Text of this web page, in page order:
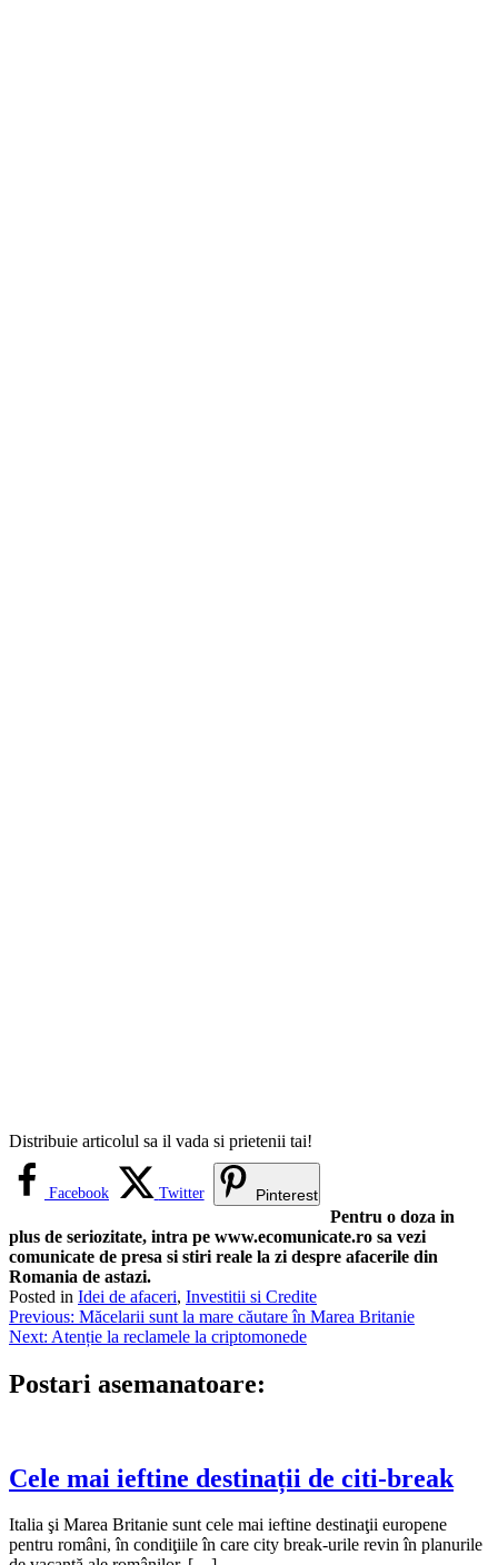
Distribuie articolul sa il vada si prietenii tai!
Facebook Twitter Pinterest
Pentru o doza in
plus de seriozitate, intra pe www.ecomunicate.ro sa vezi
comunicate de presa si stiri reale la zi despre afacerile din
Romania de astazi.
Posted in Idei de afaceri, Investitii si Credite
Navigare
în
articole
Previous: Măcelarii sunt la mare căutare în Marea Britanie
Next: Atenție la reclamele la criptomonede
Postari asemanatoare:
Cele mai ieftine destinații de citi-break
Italia şi Marea Britanie sunt cele mai ieftine destinaţii europene
pentru români, în condiţiile în care city break-urile revin în planurile